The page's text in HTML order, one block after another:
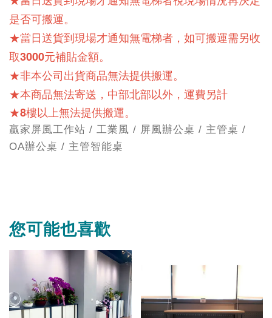
是否可搬運。
★當日送貨到現場才通知無電梯者，如可搬運需另收
取3000元補貼金額。
★非本公司出貨商品無法提供搬運。
★本商品無法寄送，中部北部以外，運費另計
★8樓以上無法提供搬運。
贏家屏風工作站 / 工業風 / 屏風辦公桌 / 主管桌 /
OA辦公桌 / 主管智能桌
您可能也喜歡